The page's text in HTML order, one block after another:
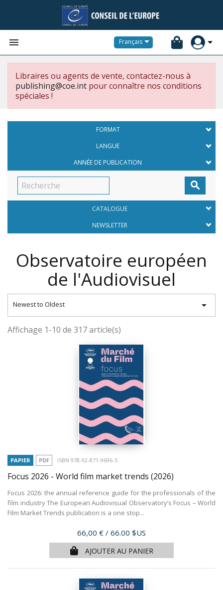
 Français
Libraires ou agents de vente, contactez-nous à
publishing@coe.int pour connaître nos conditions
spéciales !
FORMAT
LANGUE
ANNÉE DE PUBLICATION

CATALOGUE
NEWSLETTER
Observatoire européen
de l'Audiovisuel
Newest to Oldest 
Affichage 1-10 de 317 article(s)
PAPIER PDF ISBN 978-92-871-9696-5
Focus 2026 - World film market trends (2026)
Focus 2026: the annual reference guide for the professionals of the
film industry The European Audiovisual Observatory’s Focus – World
Film Market Trends publication is a one stop...
Prix
66,00 € / 66.00 $US
AJOUTER AU PANIER